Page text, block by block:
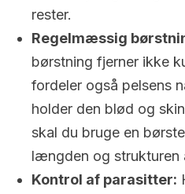
rester.
Regelmæssig
børstning fjerner ikke
fordeler også pelsens
holder den blød og
skal du bruge en
længden og strukturen
Kontrol af parasitter: